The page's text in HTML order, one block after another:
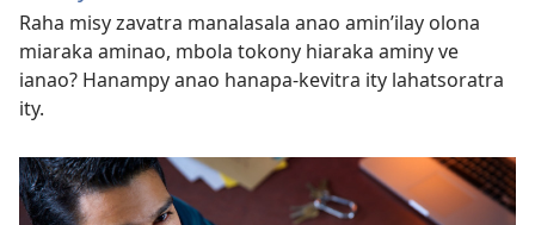
Raha misy zavatra manalasala anao amin’ilay olona
miaraka aminao, mbola tokony hiaraka aminy ve
ianao? Hanampy anao hanapa-kevitra ity lahatsoratra
ity.